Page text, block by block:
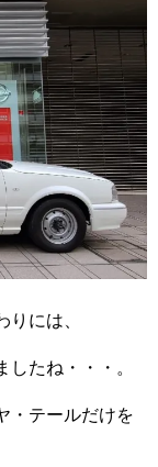
には、
したね・・・。
・テールだけを